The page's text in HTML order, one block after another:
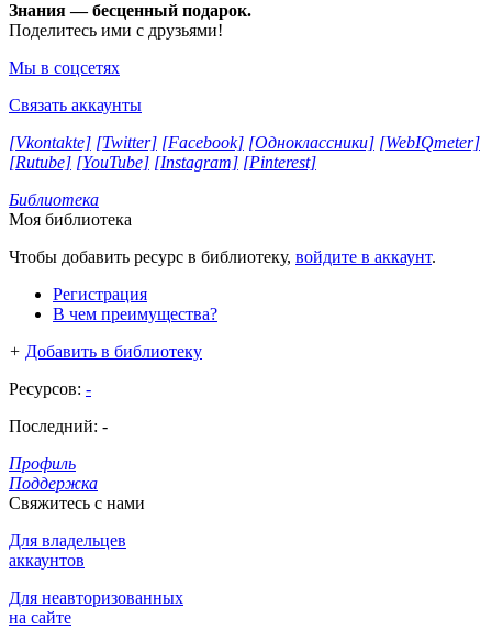
Знания — бесценный подарок.
Поделитесь ими с друзьями!
Мы в соцсетях
Связать аккаунты
[Vkontakte] [Twitter] [Facebook] [Одноклассники] [WebIQmeter]
[Rutube] [YouTube] [Instagram] [Pinterest]
Библиотека
Моя библиотека
Чтобы добавить ресурс в библиотеку, войдите в аккаунт.
Регистрация
В чем преимущества?
+ Добавить в библиотеку
Ресурсов: -
Последний: -
Профиль
Поддержка
Свяжитесь с нами
Для владельцев
аккаунтов
Для неавторизованных
на сайте